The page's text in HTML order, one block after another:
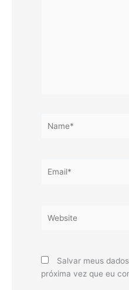
Salvar meus
próxima vez que eu